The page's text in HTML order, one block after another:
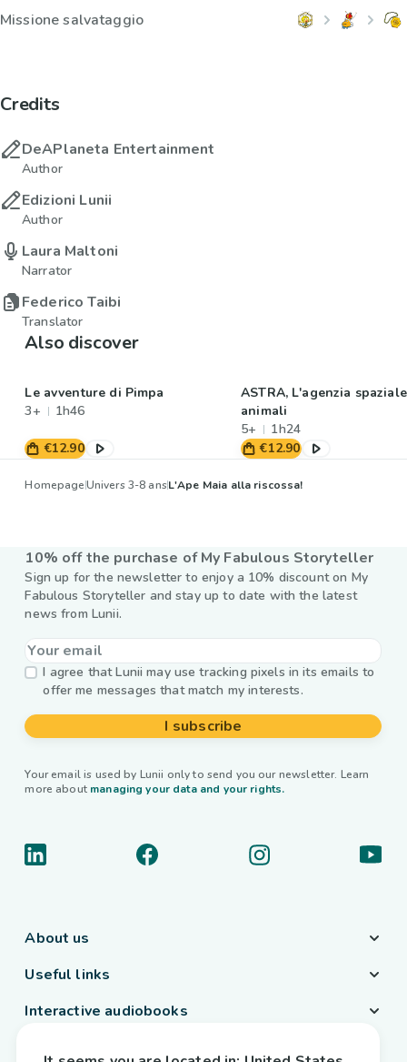
Missione salvataggio
Credits
DeAPlaneta Entertainment
Author
Edizioni Lunii
Author
Laura Maltoni
Narrator
Federico Taibi
Translator
Also discover
Le avventure di Pimpa
3+
1h46
€12.90
ASTRA, L'agenzia
animali
5+
1h24
€12.90
HomepageUnivers 3-8 ansL'Ape Maia alla riscossa!
10% off the purchase of My Fabulous Storyteller
Sign up for the newsletter to enjoy a 10% discount on My
Fabulous Storyteller and stay up to date with the latest
news from Lunii.
I agree that Lunii may use tracking pixels in its emails to
offer me messages that match my interests.
I subscribe
Your email is used by Lunii only to send you our newsletter. Learn
more about managing your data and your rights.
About us
Useful links
Interactive audiobooks